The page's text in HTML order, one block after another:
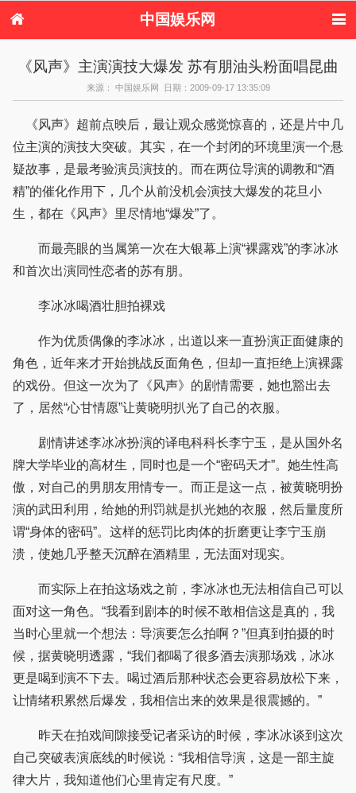
中国娱乐网
港台娱乐
日本娱乐 韩国娱乐
欧美娱乐
音乐新闻 影视新闻
内地明星八卦
日本韩国明星
八卦
欧美明星八卦 娱乐评论
《风声》主演演技大爆发 苏有朋油头粉面唱昆曲
来源： 中国娱乐网 日期：2009-09-17 13:35:09
《风声》超前点映后，最让观众感觉惊喜的，还是片中几
位主演的演技大突破。其实，在一个封闭的环境里演一个悬
疑故事，是最考验演员演技的。而在两位导演的调教和“酒
精”的催化作用下，几个从前没机会演技大爆发的花旦小
生，都在《风声》里尽情地“爆发”了。
而最亮眼的当属第一次在大银幕上演“裸露戏”的李冰冰
和首次出演同性恋者的苏有朋。
李冰冰喝酒壮胆拍裸戏
作为优质偶像的李冰冰，出道以来一直扮演正面健康的
角色，近年来才开始挑战反面角色，但却一直拒绝上演裸露
的戏份。但这一次为了《风声》的剧情需要，她也豁出去
了，居然“心甘情愿”让黄晓明扒光了自己的衣服。
剧情讲述李冰冰扮演的译电科科长李宁玉，是从国外名
牌大学毕业的高材生，同时也是一个“密码天才”。她生性高
傲，对自己的男朋友用情专一。而正是这一点，被黄晓明扮
演的武田利用，给她的刑罚就是扒光她的衣服，然后量度所
谓“身体的密码”。这样的惩罚比肉体的折磨更让李宁玉崩
溃，使她几乎整天沉醉在酒精里，无法面对现实。
而实际上在拍这场戏之前，李冰冰也无法相信自己可以
面对这一角色。“我看到剧本的时候不敢相信这是真的，我
当时心里就一个想法：导演要怎么拍啊？”但真到拍摄的时
候，据黄晓明透露，“我们都喝了很多酒去演那场戏，冰冰
更是喝到演不下去。喝过酒后那种状态会更容易放松下来，
让情绪积累然后爆发，我相信出来的效果是很震撼的。”
昨天在拍戏间隙接受记者采访的时候，李冰冰谈到这次
自己突破表演底线的时候说：“我相信导演，这是一部主旋
律大片，我知道他们心里肯定有尺度。”